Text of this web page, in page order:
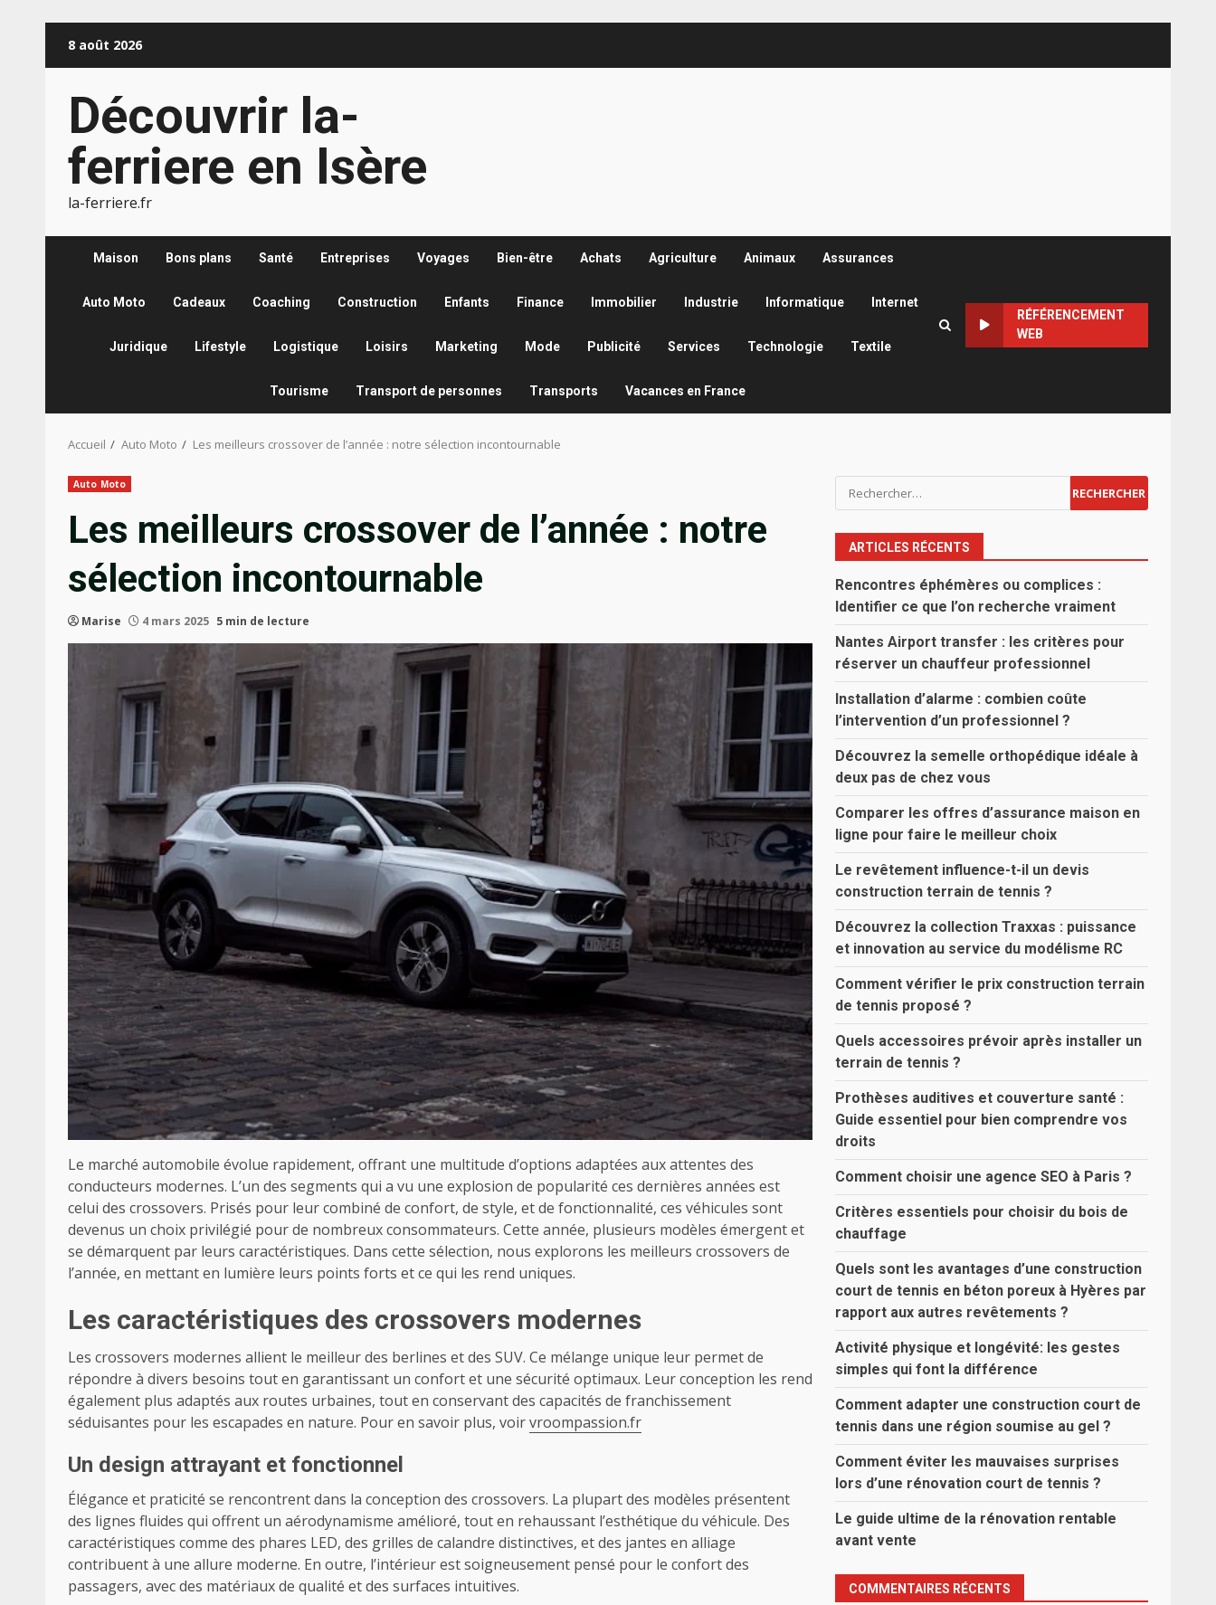
8 août 2026
Découvrir la-
ferriere en Isère
la-ferriere.fr
Maison Bons plans Santé Entreprises Voyages Bien-être Achats Agriculture Animaux Assurances
Auto Moto Cadeaux Coaching Construction Enfants Finance Immobilier Industrie Informatique Internet
Juridique Lifestyle Logistique Loisirs Marketing Mode Publicité Services Technologie Textile
Tourisme Transport de personnes Transports Vacances en France
RÉFÉRENCEMENT
WEB
Accueil Auto Moto Les meilleurs crossover de l’année : notre sélection incontournable
Auto Moto
Les meilleurs crossover de l’année : notre
sélection incontournable
Marise 4 mars 2025 5 min de lecture
Le marché automobile évolue rapidement, offrant une multitude d’options adaptées aux attentes des
conducteurs modernes. L’un des segments qui a vu une explosion de popularité ces dernières années est
celui des crossovers. Prisés pour leur combiné de confort, de style, et de fonctionnalité, ces véhicules sont
devenus un choix privilégié pour de nombreux consommateurs. Cette année, plusieurs modèles émergent et
se démarquent par leurs caractéristiques. Dans cette sélection, nous explorons les meilleurs crossovers de
l’année, en mettant en lumière leurs points forts et ce qui les rend uniques.
Les caractéristiques des crossovers modernes
Les crossovers modernes allient le meilleur des berlines et des SUV. Ce mélange unique leur permet de
répondre à divers besoins tout en garantissant un confort et une sécurité optimaux. Leur conception les rend
également plus adaptés aux routes urbaines, tout en conservant des capacités de franchissement
séduisantes pour les escapades en nature. Pour en savoir plus, voirvroompassion.fr
Un design attrayant et fonctionnel
Élégance et praticité se rencontrent dans la conception des crossovers. La plupart des modèles présentent
des lignes fluides qui offrent un aérodynamisme amélioré, tout en rehaussant l’esthétique du véhicule. Des
caractéristiques comme des phares LED, des grilles de calandre distinctives, et des jantes en alliage
contribuent à une allure moderne. En outre, l’intérieur est soigneusement pensé pour le confort des
passagers, avec des matériaux de qualité et des surfaces intuitives.
Rechercher :
ARTICLES RÉCENTS
Rencontres éphémères ou complices :
Identifier ce que l’on recherche vraiment
Nantes Airport transfer : les critères pour
réserver un chauffeur professionnel
Installation d’alarme : combien coûte
l’intervention d’un professionnel ?
Découvrez la semelle orthopédique idéale à
deux pas de chez vous
Comparer les offres d’assurance maison en
ligne pour faire le meilleur choix
Le revêtement influence-t-il un devis
construction terrain de tennis ?
Découvrez la collection Traxxas : puissance
et innovation au service du modélisme RC
Comment vérifier le prix construction terrain
de tennis proposé ?
Quels accessoires prévoir après installer un
terrain de tennis ?
Prothèses auditives et couverture santé :
Guide essentiel pour bien comprendre vos
droits
Comment choisir une agence SEO à Paris ?
Critères essentiels pour choisir du bois de
chauffage
Quels sont les avantages d’une construction
court de tennis en béton poreux à Hyères par
rapport aux autres revêtements ?
Activité physique et longévité: les gestes
simples qui font la différence
Comment adapter une construction court de
tennis dans une région soumise au gel ?
Comment éviter les mauvaises surprises
lors d’une rénovation court de tennis ?
Le guide ultime de la rénovation rentable
avant vente
COMMENTAIRES RÉCENTS